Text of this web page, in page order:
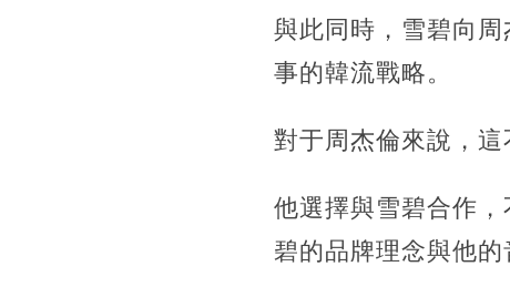
與此同時，雪碧向
事的韓流戰略。
對于周杰倫來說，這
他選擇與雪碧合作
碧的品牌理念與他的